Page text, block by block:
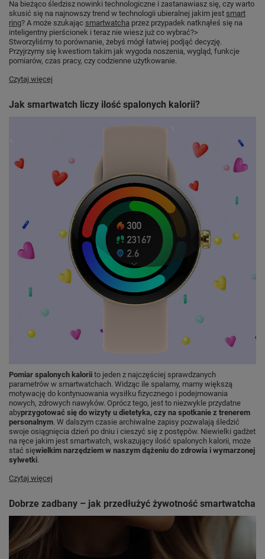
Na bieżąco śledzisz nowinki technologiczne i zastanawiasz się, czy warto
skusić się na najnowszy trend w technologii ubieralnej jakim jest smart
ring? A może szukając smartwatcha przez przypadek natknąłeś się na
inteligentny pierścionek i teraz nie wiesz już co wybrać?>
Stworzyliśmy to porównanie, żebyś mógł łatwiej podjąć decyzję.
Przyjrzymy się kwestiom takim jak wygoda noszenia, wygląd, funkcje
pomiarów, czas pracy, czy codzienne użytkowanie.
Czytaj więcej
Jak smartwatch liczy ilość spalonych kalorii?
Pomiar spalonych kalorii to jeden z najczęściej sprawdzanych
parametrów w smartwatchach. Widząc ile spalamy, mamy większą
motywację do kontynuowania wysiłku fizycznego i podejmowania
nowych, zdrowych nawyków. Oprócz tego, jest to niezwykle przydatne
abyprzygotować się do wizyty u dietetyka, czy na spotkanie z trenerem
personalnym. W dalszym czasie archiwalne zapisy pozwalają śledzić
swoje osiągnięcia dzień po dniu i cieszyć się z postępów. Niewielki gadżet
na ręce jakim jest smartwatch, wskazujący ilość spalonych kalorii, może
stać sięwielkim narzędziem w naszym dążeniu do zdrowia i wymarzonej
sylwetki.
Czytaj więcej
Dobrze zadbany – jak przedłużyć żywotność smartwatcha